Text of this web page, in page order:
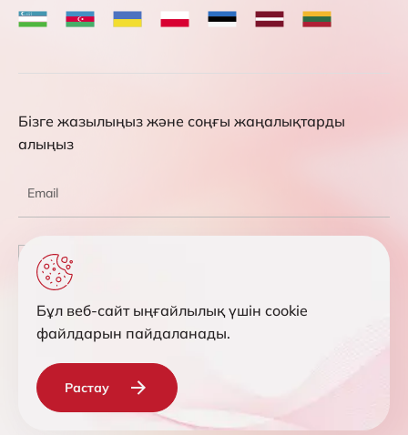
Бізге жазылыңыз және соңғы жаңалықтарды
алыңыз
Сұраныс жіберу
Мен жеке деректерді өңдеуге келісемін
© 2019 -2026 Интеллектуалды IT дистрибуциясы. Барлық
құқықтар қорғалған.
Бұл веб-сайт ыңғайлылық үшін cookie
файлдарын пайдаланады.
Растау